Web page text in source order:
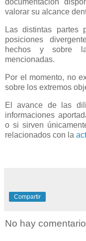
documentación
valorar su alcance
Las distintas partes
posiciones
hechos y sobre
mencionadas.
Por el momento, no
sobre los extremos
El avance de las
informaciones
o si sirven
relacionados con la
Compartir
No hay